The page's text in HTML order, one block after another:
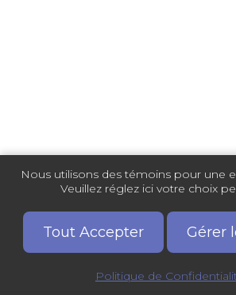
Nous utilisons des témoins pour une
Veuillez réglez ici votre choix
Tout Accepter Gérer
Politique de